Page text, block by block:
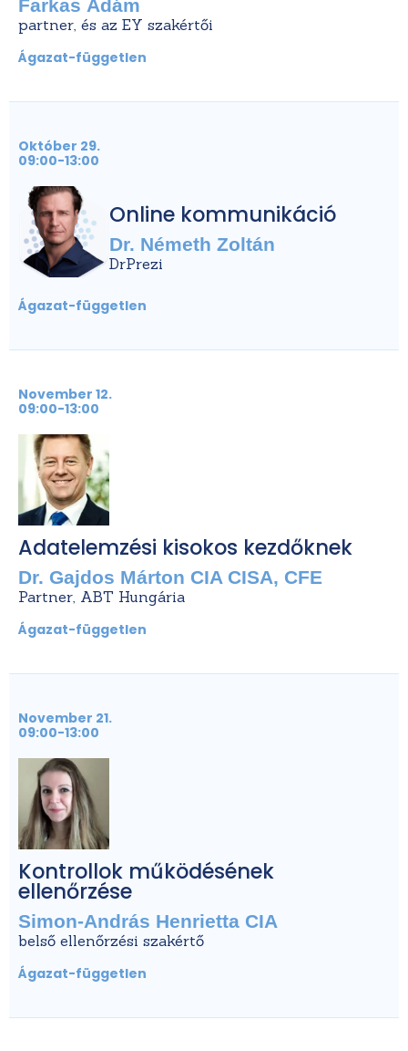
Farkas Ádám
partner, és az EY szakértői
Ágazat-független
Október 29.
09:00-13:00
Online kommunikáció
Dr. Németh Zoltán
DrPrezi
Ágazat-független
November 12.
09:00-13:00
Adatelemzési kisokos kezdőknek
Dr. Gajdos Márton CIA CISA, CFE
Partner, ABT Hungária
Ágazat-független
November 21.
09:00-13:00
Kontrollok működésének
ellenőrzése
Simon-András Henrietta CIA
belső ellenőrzési szakértő
Ágazat-független